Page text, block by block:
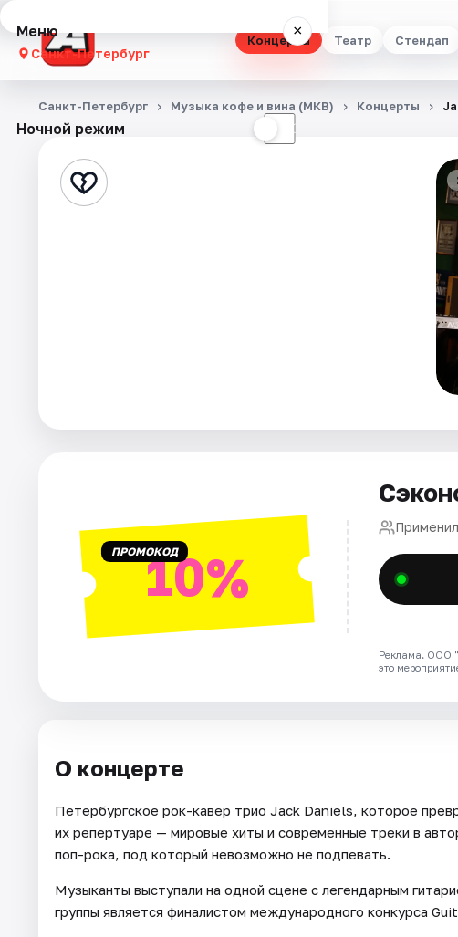
Концерты Театр Стендап
Меню ×
Санкт-Петербург
Концерты
Стендап
Артисты
Ночной режим ☾
Санкт-Петербург Музыка кофе и вина (МКВ) Концерты
ПРОМОКОД10%
Реклама. ООО
это
О концерте
Петербургское рок-кавер трио Jack Daniels, которое
их репертуаре — мировые хиты и современные треки в
поп-рока, под который невозможно не подпевать.
Музыканты выступали на одной сцене с легендарным
группы является финалистом международного конкурса